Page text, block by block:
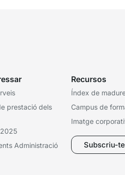
prestació dels
Administració
Recursos
Índex de
Campus de
Imatge
Subscriu-